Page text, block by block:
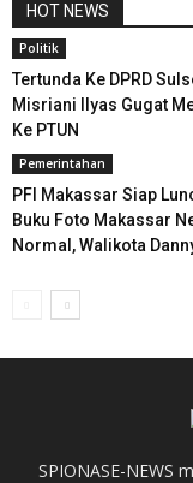
HOT NEWS
Politik
Tertunda Ke DPRD
Misriani Ilyas Gugat
Ke PTUN
Pemerintahan
PFI Makassar Siap
Buku Foto Makassar
Normal, Walikota
SPIONASE-NEWS